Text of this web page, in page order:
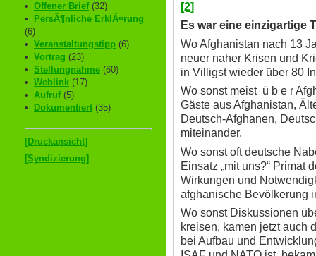
• Offener Brief(32)
•
PersÃ¶nliche ErklÃ¤rung
(6)
• Veranstaltungstipp (6)
• Vortrag (23)
• Stellungnahme (60)
• Weblink (17)
• Aufruf(5)
•
Dokumentiert (35)
[Druckansicht]
[Syndizierung]
[2]
Es war eine einzigartige
Wo Afghanistan nach 13
neuer naher Krisen und
in Villigst wieder über 80
Wo sonst meist ü b e r
Gäste aus Afghanistan,
Deutsch-Afghanen,
miteinander.
Wo sonst oft deutsche
Einsatz „mit uns?“ Primat
Wirkungen und
afghanische Bevölkerung
Wo sonst Diskussionen
kreisen, kamen jetzt auch
bei Aufbau und